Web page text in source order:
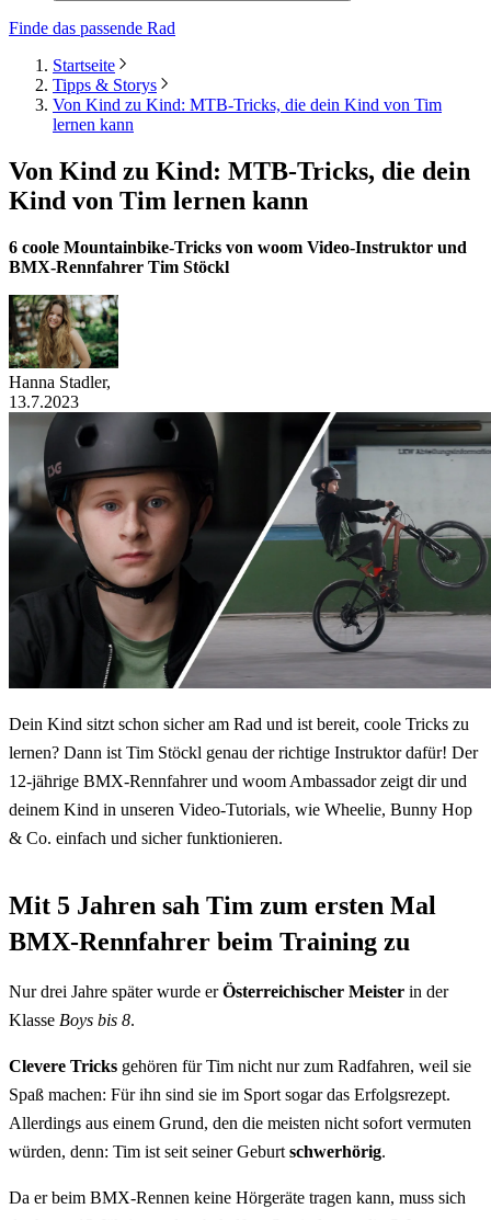
Finde das passende Rad
Startseite
Tipps & Storys
Von Kind zu Kind: MTB-Tricks, die dein Kind von Tim
lernen kann
Von Kind zu Kind: MTB-Tricks, die dein
Kind von Tim lernen kann
6 coole Mountainbike-Tricks von woom Video-Instruktor und
BMX-Rennfahrer Tim Stöckl
Hanna Stadler,
13.7.2023
Dein Kind sitzt schon sicher am Rad und ist bereit, coole Tricks zu
lernen? Dann ist Tim Stöckl genau der richtige Instruktor dafür! Der
12-jährige BMX-Rennfahrer und woom Ambassador zeigt dir und
deinem Kind in unseren Video-Tutorials, wie Wheelie, Bunny Hop
& Co. einfach und sicher funktionieren.
Mit 5 Jahren sah Tim zum ersten Mal
BMX-Rennfahrer beim Training zu
Nur drei Jahre später wurde erÖsterreichischer Meister in der
Klasse Boys bis 8.
Clevere Tricks gehören für Tim nicht nur zum Radfahren, weil sie
Spaß machen: Für ihn sind sie im Sport sogar das Erfolgsrezept.
Allerdings aus einem Grund, den die meisten nicht sofort vermuten
würden, denn: Tim ist seit seiner Geburt schwerhörig.
Da er beim BMX-Rennen keine Hörgeräte tragen kann, muss sich